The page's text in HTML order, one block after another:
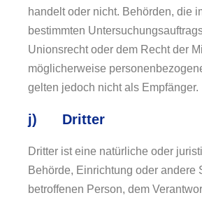
handelt oder nicht. Behörden, die
bestimmten
Unionsrecht oder dem Recht der
möglicherweise
gelten jedoch nicht als Empfänger.
j) Dritter
Dritter ist eine natürliche oder
Behörde, Einrichtung oder andere
betroffenen Person, dem